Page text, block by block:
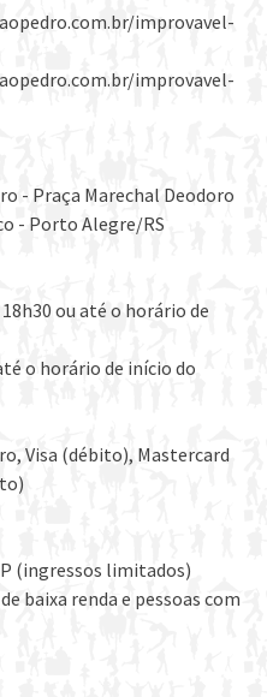
improvavel-
improvavel-
- Praça Marechal Deodoro
- Porto Alegre/RS
ou até o horário de
o horário de início do
Visa (débito), Mastercard
(ingressos limitados)
baixa renda e pessoas com